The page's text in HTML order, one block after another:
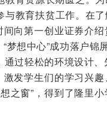
教育扶贫工作。在
向第一创业证券介绍
想中心”成功落户锦
过轻松的环境设计
发学生们的学习兴
之窗”，得到了隆里